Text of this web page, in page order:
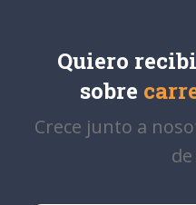
Quiero
sobre
Crece junto a
de